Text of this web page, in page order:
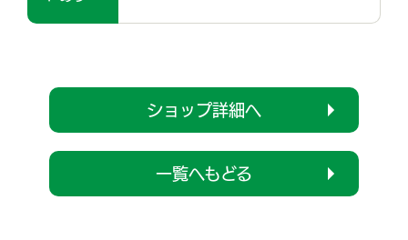
ショップ詳細へ
一覧へもどる